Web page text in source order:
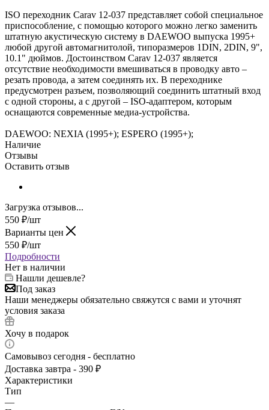
ISO переходник Carav 12-037 представляет собой специальное
приспособление, с помощью которого можно легко заменить
штатную акустическую систему в DAEWOO выпуска 1995+
любой другой автомагнитолой, типоразмеров 1DIN, 2DIN, 9",
10.1" дюймов. Достоинством Carav 12-037 является
отсутствие необходимости вмешиваться в проводку авто –
резать провода, а затем соединять их. В переходнике
предусмотрен разъем, позволяющий соединить штатный вход
с одной стороны, а с другой – ISO-адаптером, которым
оснащаются современные медиа-устройства.
DAEWOO: NEXIA (1995+); ESPERO (1995+);
Наличие
Отзывы
Оставить отзыв
Загрузка отзывов...
550 ₽/шт
Варианты цен
550 ₽/шт
Подробности
Нет в наличии
Нашли дешевле?
Под заказ
Наши менеджеры обязательно свяжутся с вами и уточнят
условия заказа
Хочу в подарок
Самовывоз сегодня - бесплатно
Доставка завтра - 390 ₽
Характеристики
Тип
—